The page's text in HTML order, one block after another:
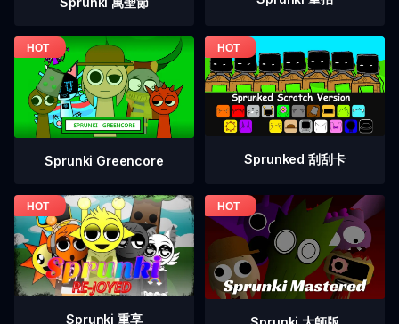
Sprunki Greencore Sprunked 刮刮卡
Sprunki 重享